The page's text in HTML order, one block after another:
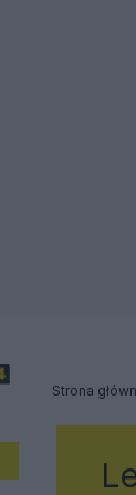
Strona